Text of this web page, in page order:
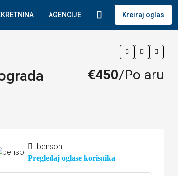
AGENCIJE Kreiraj oglas
€450/Po aru
benson
Pregledaj oglase korisnika